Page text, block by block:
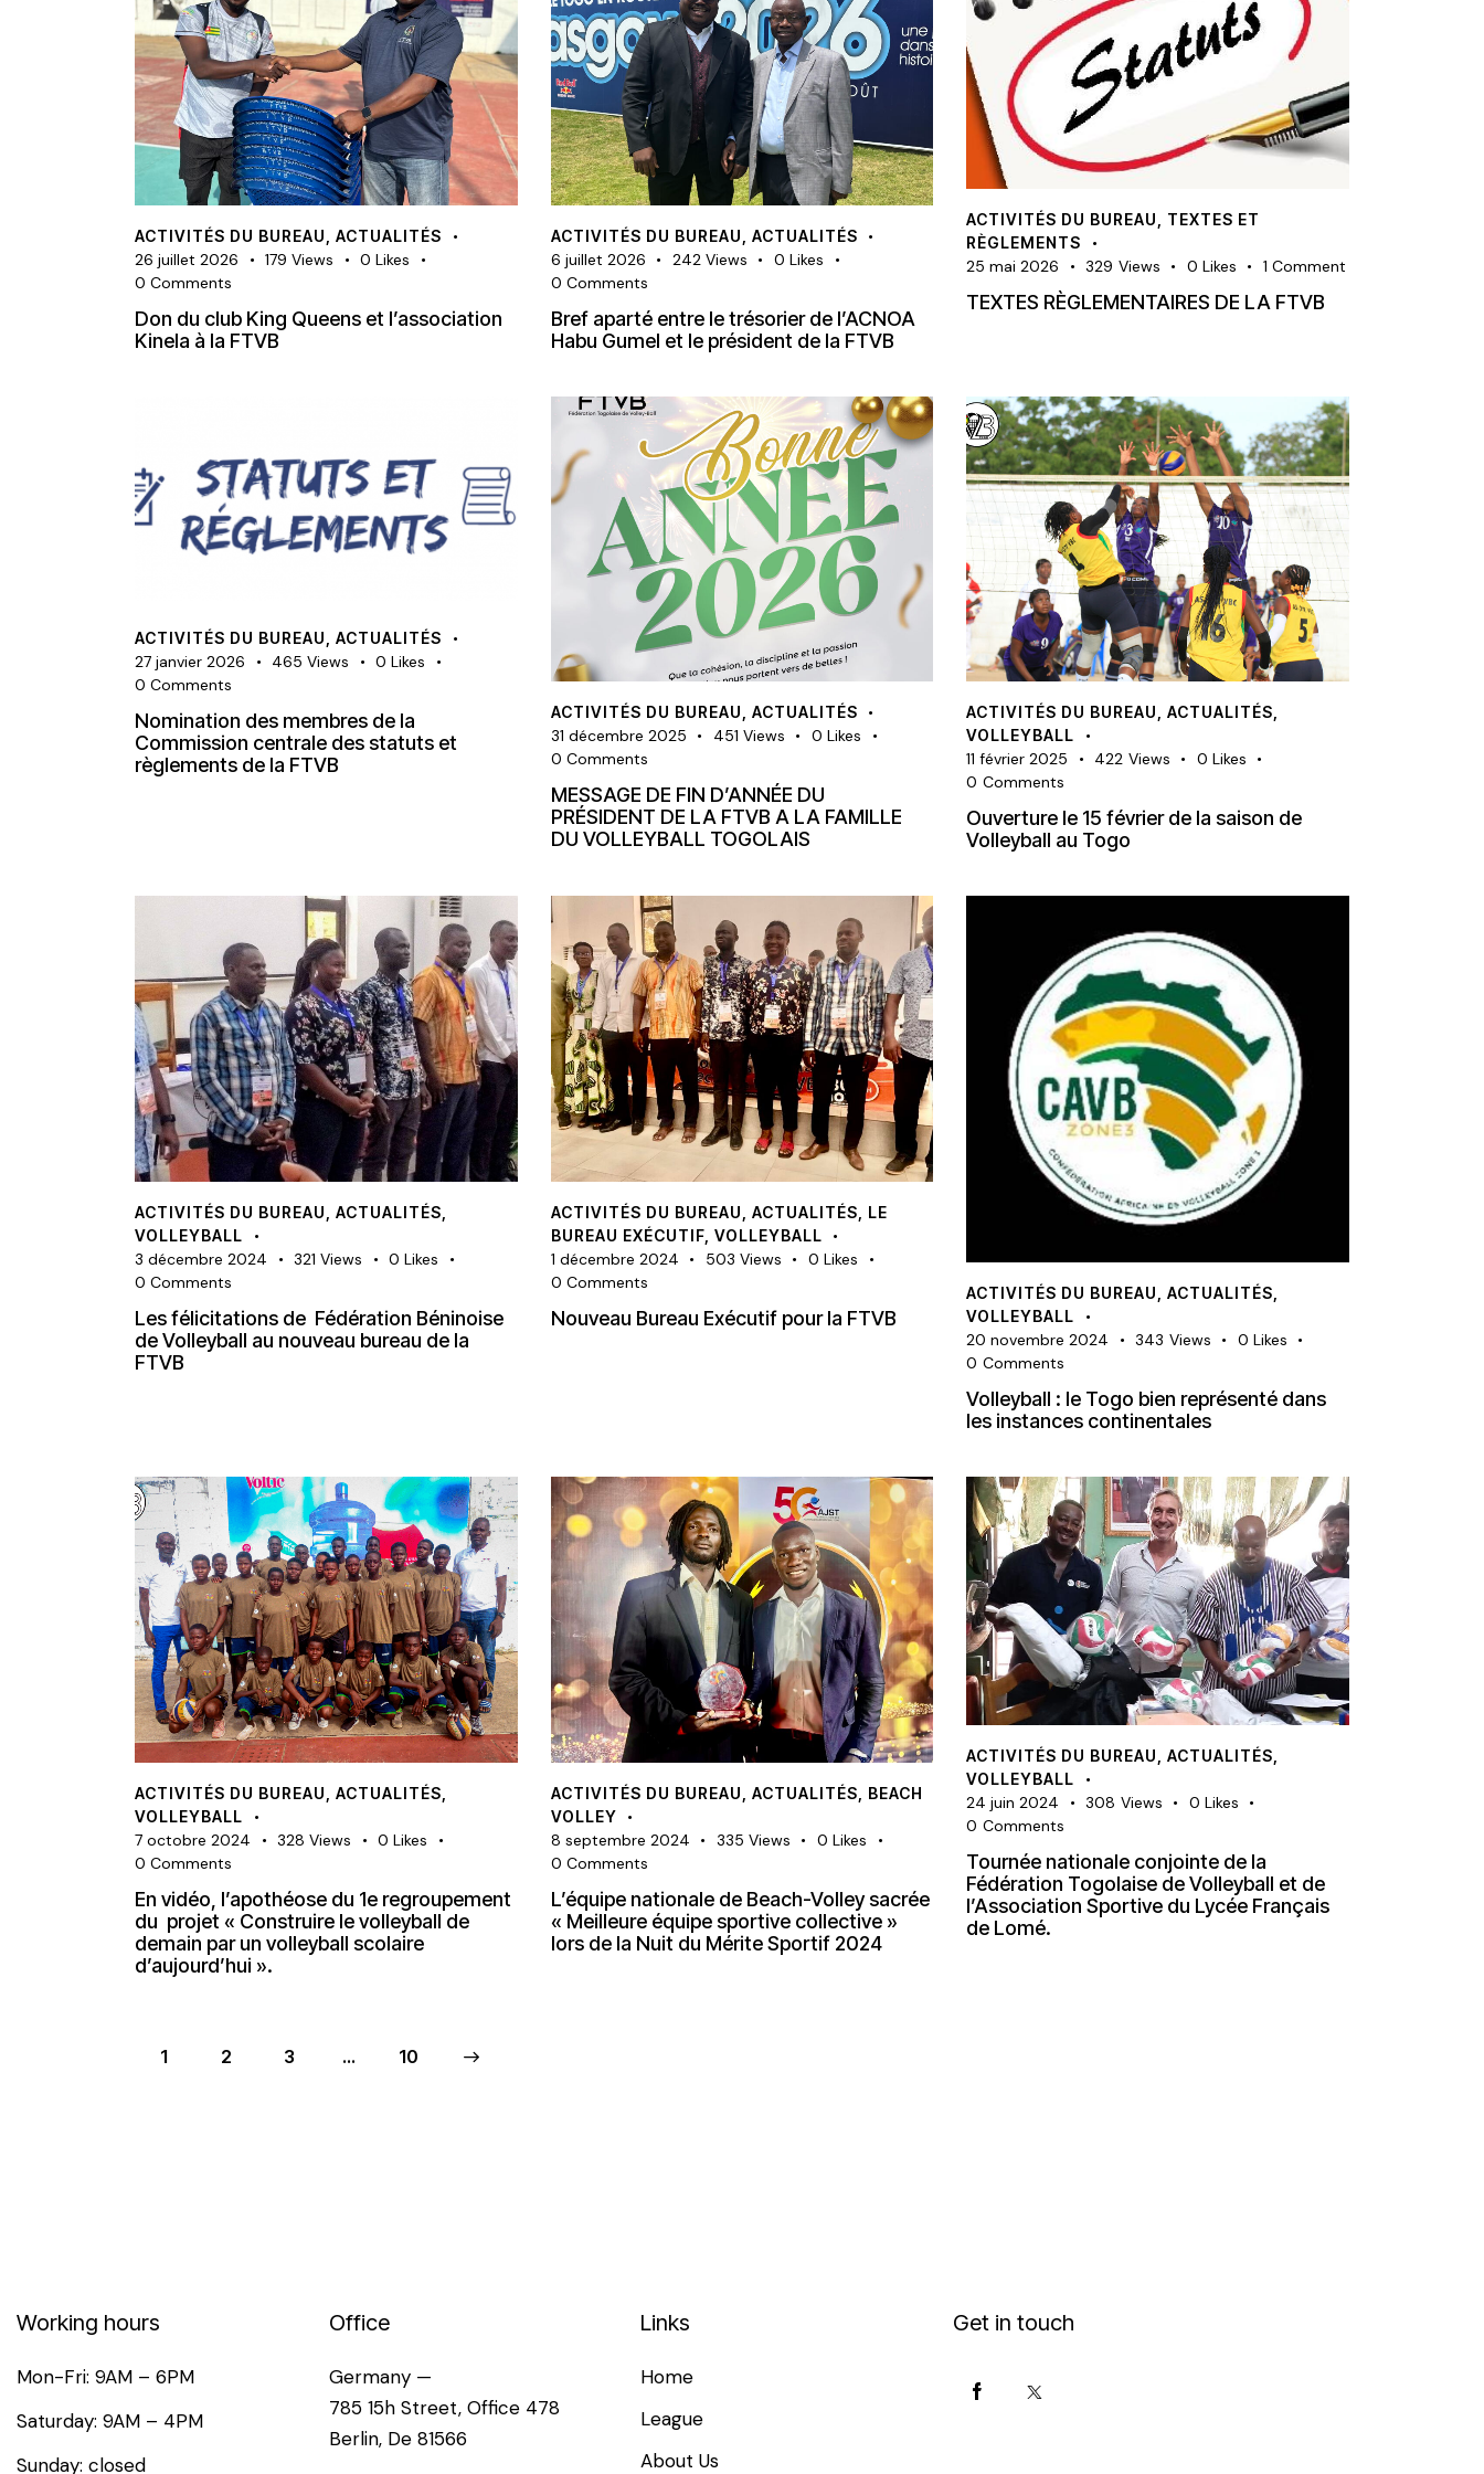
ACTIVITÉS DU BUREAU ACTUALITÉS
26 juillet 2026 179 Views 0 Likes
0 Comments
Don du club King Queens et l’association
Kinela à la FTVB
ACTIVITÉS DU BUREAU ACTUALITÉS
6 juillet 2026 242 Views 0 Likes
0 Comments
Bref aparté entre le trésorier de l’ACNOA
Habu Gumel et le président de la FTVB
ACTIVITÉS DU BUREAU, TEXTES ET
RÈGLEMENTS
25 mai 2026 329 Views 0 Likes 1 Comment
TEXTES RÈGLEMENTAIRES DE LA FTVB
ACTIVITÉS DU BUREAU ACTUALITÉS
27 janvier 2026 465 Views 0 Likes
0 Comments
Nomination des membres de la
Commission centrale des statuts et
règlements de la FTVB
ACTIVITÉS DU BUREAU ACTUALITÉS
31 décembre 2025 451 Views 0 Likes
0 Comments
MESSAGE DE FIN D’ANNÉE DU
PRÉSIDENT DE LA FTVB A LA FAMILLE
DU VOLLEYBALL TOGOLAIS
ACTIVITÉS DU BUREAU ,ACTUALITÉS
VOLLEYBALL
11 février 2025 422 Views 0 Likes
0 Comments
Ouverture le 15 février de la saison de
Volleyball au Togo
ACTIVITÉS DU BUREAU ACTUALITÉS
VOLLEYBALL
3 décembre 2024 321 Views 0 Likes
0 Comments
Les félicitations de Fédération Béninoise
de Volleyball au nouveau bureau de la
FTVB
ACTIVITÉS DU BUREAU ACTUALITÉS
LE
BUREAU EXÉCUTIF, VOLLEYBALL
1 décembre 2024 503 Views 0 Likes
0 Comments
Nouveau Bureau Exécutif pour la FTVB
ACTIVITÉS DU BUREAU ,ACTUALITÉS
VOLLEYBALL
20 novembre 2024 343 Views 0 Likes
0 Comments
Volleyball : le Togo bien représenté dans
les instances continentales
ACTIVITÉS DU BUREAU ACTUALITÉS
VOLLEYBALL
7 octobre 2024 328 Views 0 Likes
0 Comments
En vidéo, l’apothéose du 1e regroupement
du projet « Construire le volleyball de
demain par un volleyball scolaire
d’aujourd’hui ».
ACTIVITÉS DU BUREAU ACTUALITÉS
BEACH
VOLLEY
8 septembre 2024 335 Views 0 Likes
0 Comments
L’équipe nationale de Beach-Volley sacrée
« Meilleure équipe sportive collective »
lors de la Nuit du Mérite Sportif 2024
ACTIVITÉS DU BUREAU ,ACTUALITÉS
VOLLEYBALL
24 juin 2024 308 Views 0 Likes
0 Comments
Tournée nationale conjointe de la
Fédération Togolaise de Volleyball et de
l’Association Sportive du Lycée Français
de Lomé.
1 2 3 … 10
Working hours
Mon-Fri: 9AM – 6PM
Saturday: 9AM – 4PM
Sunday: closed
Office
Germany —
785 15h Street, Office 478
Berlin, De 81566
Links
Home
League
About Us
Get in touch